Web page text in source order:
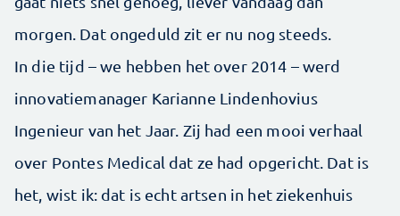
morgen. Dat ongeduld zit er nu nog steeds.
In die tijd – we hebben het over 2014 – werd
innovatie­manager Karianne Lindenhovius
Ingenieur van het Jaar. Zij had een mooi verhaal
over Pontes Medical dat ze had opgericht. Dat is
het, wist ik: dat is echt artsen in het ziekenhuis